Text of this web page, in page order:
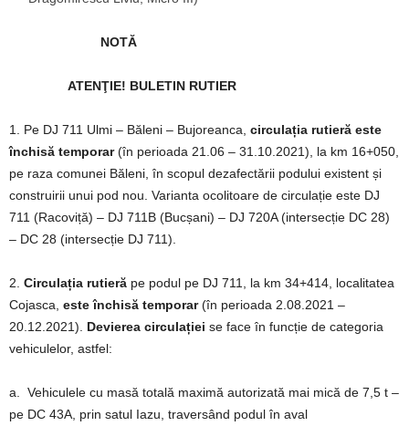
NOTĂ
ATENŢIE! BULETIN RUTIER
1. Pe DJ 711 Ulmi – Băleni – Bujoreanca, circulația rutieră este
închisă temporar(în perioada 21.06 – 31.10.2021), la km 16+050,
pe raza comunei Băleni, în scopul dezafectării podului existent și
construirii unui pod nou. Varianta ocolitoare de circulație este DJ
711 (Racoviță) – DJ 711B (Bucșani) – DJ 720A (intersecție DC 28)
– DC 28 (intersecție DJ 711).
2. Circulația rutieră pe podul pe DJ 711, la km 34+414, localitatea
Cojasca, este închisă temporar(în perioada 2.08.2021 –
20.12.2021). Devierea circulației se face în funcție de categoria
vehiculelor, astfel:
a. Vehiculele cu masă totală maximă autorizată mai mică de 7,5 t –
pe DC 43A, prin satul Iazu, traversând podul în aval